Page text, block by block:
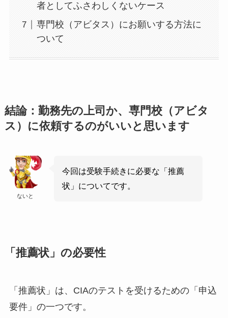
者としてふさわしくないケース
専門校（アビタス）にお願いする方法に
ついて
結論：勤務先の上司か、専門校（アビタ
ス）に依頼するのがいいと思います
ないと
今回は受験手続きに必要な「推薦
状」についてです。
「推薦状」の必要性
「推薦状」は、CIAのテストを受けるための「申込
要件」の一つです。